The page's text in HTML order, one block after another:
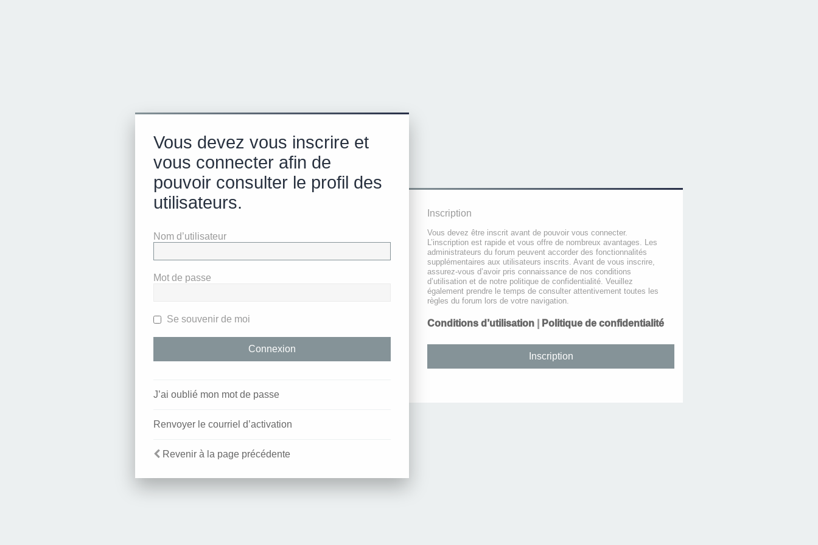
Vous devez vous inscrire et
vous connecter afin de
pouvoir consulter le profil des
utilisateurs.
Nom d’utilisateur
Mot de passe
Se souvenir de moi
J’ai oublié mon mot de passe
Renvoyer le courriel d’activation
Revenir à la page précédente
Inscription
Vous devez être inscrit avant de pouvoir vous connecter.
L’inscription est rapide et vous offre de nombreux avantages. Les
administrateurs du forum peuvent accorder des fonctionnalités
supplémentaires aux utilisateurs inscrits. Avant de vous inscrire,
assurez-vous d’avoir pris connaissance de nos conditions
d’utilisation et de notre politique de confidentialité. Veuillez
également prendre le temps de consulter attentivement toutes les
règles du forum lors de votre navigation.
Conditions d’utilisation Politique de confidentialité
Inscription